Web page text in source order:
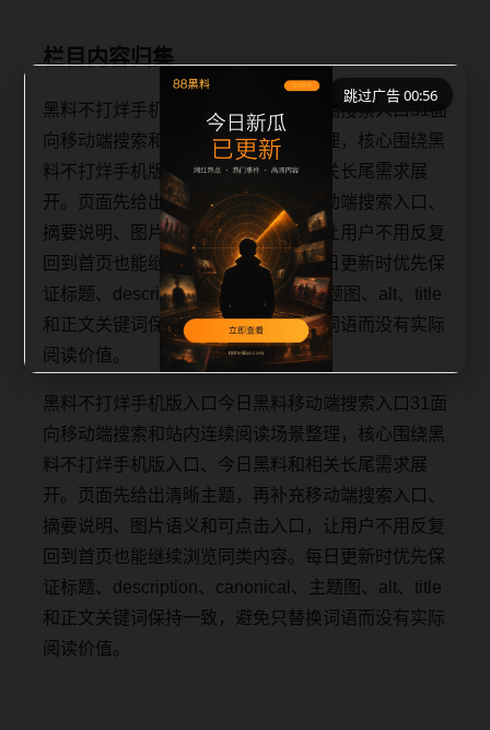
栏目内容归集
黑料不打烊手机版入口今日黑料移动端搜索入口31面
向移动端搜索和站内连续阅读场景整理，核心围绕黑
料不打烊手机版入口、今日黑料和相关长尾需求展
开。页面先给出清晰主题，再补充移动端搜索入口、
摘要说明、图片语义和可点击入口，让用户不用反复
回到首页也能继续浏览同类内容。每日更新时优先保
证标题、description、canonical、主题图、alt、title
和正文关键词保持一致，避免只替换词语而没有实际
阅读价值。
黑料不打烊手机版入口今日黑料移动端搜索入口31面
向移动端搜索和站内连续阅读场景整理，核心围绕黑
料不打烊手机版入口、今日黑料和相关长尾需求展
开。页面先给出清晰主题，再补充移动端搜索入口、
摘要说明、图片语义和可点击入口，让用户不用反复
回到首页也能继续浏览同类内容。每日更新时优先保
证标题、description、canonical、主题图、alt、title
和正文关键词保持一致，避免只替换词语而没有实际
阅读价值。
跳过广告 00:56